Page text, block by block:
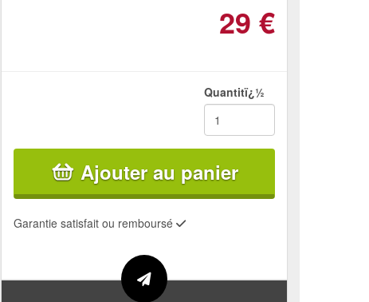
29 €
Quantitï¿½
Ajouter au panier
Garantie satisfait ou remboursé